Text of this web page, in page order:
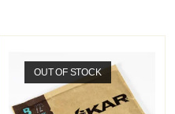
OUT OF STOCK